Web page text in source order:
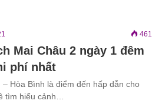
461
Mai Châu 2 ngày 1 đêm
phí nhất
– Hòa Bình là điểm đến hấp dẫn cho
tìm hiểu cảnh…